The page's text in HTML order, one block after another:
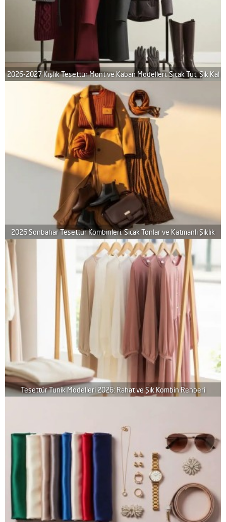
2026-2027 Kışlık Tesettür Mont ve Kaban Modelleri: Sıcak Tut, Şık Kal
2026 Sonbahar Tesettür Kombinleri: Sıcak Tonlar ve Katmanlı Şıklık
Tesettür Tunik Modelleri 2026: Rahat ve Şık Kombin Rehberi